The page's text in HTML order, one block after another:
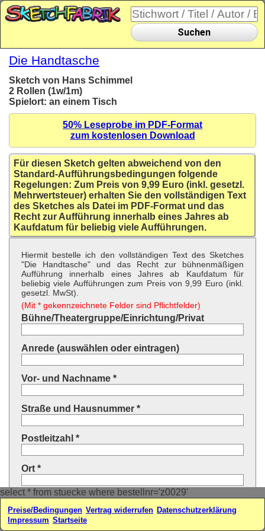
select * from stuecke where bestellnr='z0029'
Suchen
Die Handtasche
Sketch von Hans Schimmel
2 Rollen (1w/1m)
Spielort: an einem Tisch
50% Leseprobe im PDF-Format
zum kostenlosen Download
Für diesen Sketch gelten abweichend von den
Standard-Aufführungsbedingungen folgende
Regelungen: Zum Preis von 9,99 Euro (inkl. gesetzl.
Mehrwertsteuer) erhalten Sie den vollständigen Text
des Sketches als Datei im PDF-Format und das
Recht zur Aufführung innerhalb eines Jahres ab
Kaufdatum für beliebig viele Aufführungen.
Hiermit bestelle ich den vollständigen Text des Sketches
"Die Handtasche" und das Recht zur bühnenmäßigen
Aufführung innerhalb eines Jahres ab Kaufdatum für
beliebig viele Aufführungen zum Preis von 9,99 Euro (inkl.
gesetzl. MwSt).
(Mit * gekennzeichnete Felder sind Pflichtfelder)
Bühne/Theatergruppe/Einrichtung/Privat
Anrede (auswählen oder eintragen)
Vor- und Nachname *
Straße und Hausnummer *
Postleitzahl *
Ort *
Land * (auswählen oder eintragen)
Ihre E-Mail-Adresse*
Preise/Bedingungen Vertrag widerrufen Datenschutzerklärung
Impressum Startseite